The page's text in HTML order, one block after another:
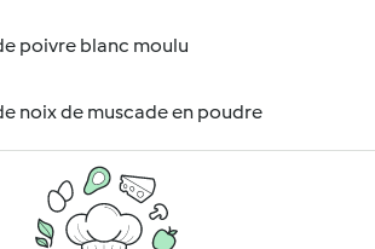
poivre blanc moulu
noix de muscade en poudre